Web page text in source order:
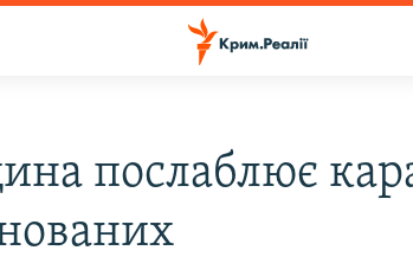
послаблює